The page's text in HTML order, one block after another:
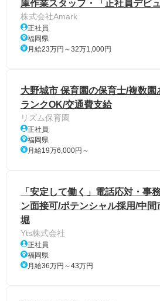
庫作業スタッフ・「正社員デビュ
株式会社Amark
正社員
福岡県
月給23万円～32万1,000円
大野城市 保育園の保育士/複数園
ランクOK/交通費支給
リズム保育園
正社員
福岡県
月給19万6,000円～
「安定して働く」電話応対・事
ン面接可/ポテンシャル採用/中
堀
Yts株式会社
正社員
福岡県
月給36万円～43万円